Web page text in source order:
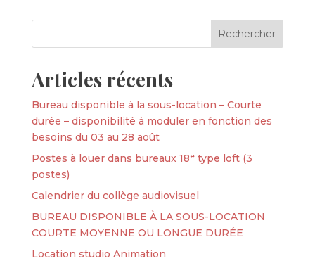
Articles récents
Bureau disponible à la sous-location – Courte
durée – disponibilité à moduler en fonction des
besoins du 03 au 28 août
Postes à louer dans bureaux 18ᵉ type loft (3
postes)
Calendrier du collège audiovisuel
BUREAU DISPONIBLE À LA SOUS-LOCATION
COURTE MOYENNE OU LONGUE DURÉE
Location studio Animation